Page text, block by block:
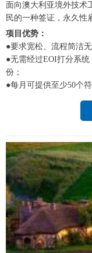
面向澳大利亚境外技术
民的一种签证，永久性
项目优势：
●要求宽松、流程简洁
●无需经过EOI打分系
份；
●每月可提供至少50个